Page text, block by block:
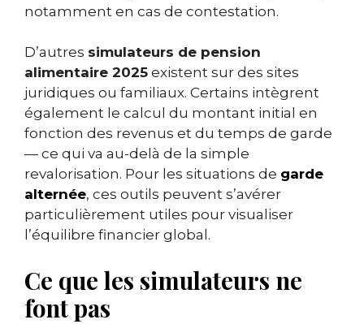
notamment en cas de contestation.
D’autres simulateurs de pension
alimentaire 2025 existent sur des sites
juridiques ou familiaux. Certains intègrent
également le calcul du montant initial en
fonction des revenus et du temps de garde
— ce qui va au-delà de la simple
revalorisation. Pour les situations de garde
alternée, ces outils peuvent s’avérer
particulièrement utiles pour visualiser
l’équilibre financier global.
Ce que les simulateurs ne
font pas